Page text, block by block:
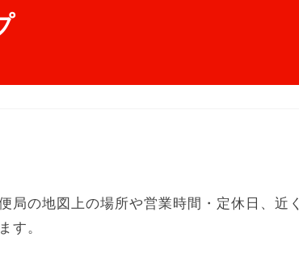
局の地図上の場所や営業時間・定休日、近く
す。